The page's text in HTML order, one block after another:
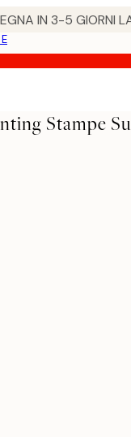
IN 3-5 GIORNI
Stampe